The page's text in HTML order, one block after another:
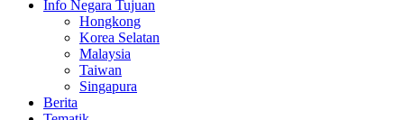
Info Negara Tujuan
Hongkong
Korea Selatan
Malaysia
Taiwan
Singapura
Berita